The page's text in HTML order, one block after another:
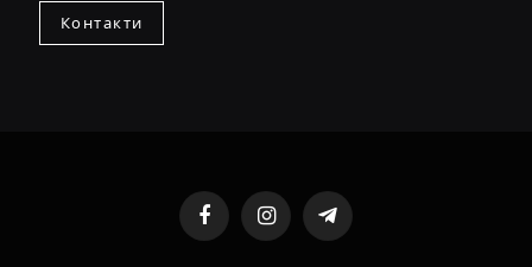
Контакти
FacebookInstagramTelegram